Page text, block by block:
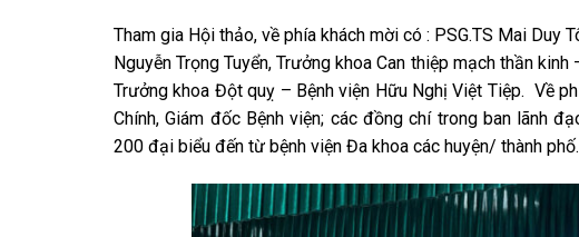
Tham gia Hội thảo, về phía khách mời có : PSG.TS Mai Duy
Nguyễn Trọng Tuyển, Trưởng khoa Can thiệp mạch thần
Trưởng khoa Đột quỵ – Bệnh viện Hữu Nghị Việt Tiệp. Về
Chính, Giám đốc Bệnh viện; các đồng chí trong ban lãnh
200 đại biểu đến từ bệnh viện Đa khoa các huyện/ thành phố.